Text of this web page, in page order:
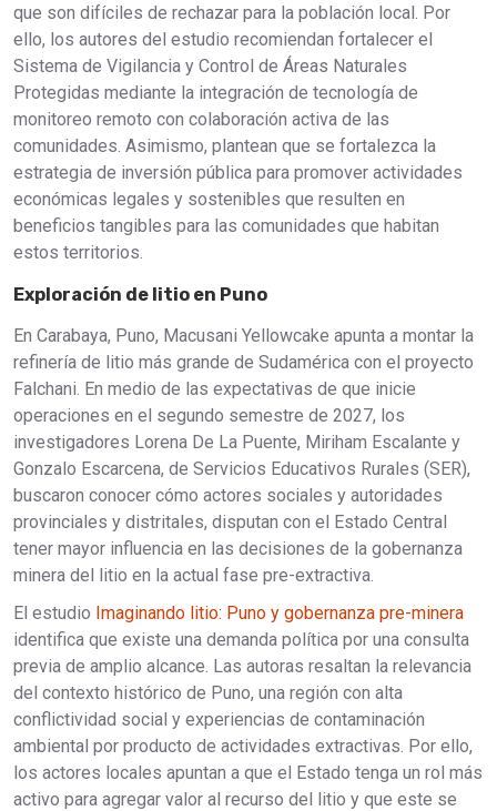
que son difíciles de rechazar para la población local. Por
ello, los autores del estudio recomiendan fortalecer el
Sistema de Vigilancia y Control de Áreas Naturales
Protegidas mediante la integración de tecnología de
monitoreo remoto con colaboración activa de las
comunidades. Asimismo, plantean que se fortalezca la
estrategia de inversión pública para promover actividades
económicas legales y sostenibles que resulten en
beneficios tangibles para las comunidades que habitan
estos territorios.
Exploración de litio en Puno
En Carabaya, Puno, Macusani Yellowcake apunta a montar la
refinería de litio más grande de Sudamérica con el proyecto
Falchani. En medio de las expectativas de que inicie
operaciones en el segundo semestre de 2027, los
investigadores Lorena De La Puente, Miriham Escalante y
Gonzalo Escarcena, de Servicios Educativos Rurales (SER),
buscaron conocer cómo actores sociales y autoridades
provinciales y distritales, disputan con el Estado Central
tener mayor influencia en las decisiones de la gobernanza
minera del litio en la actual fase pre-extractiva.
El estudio Imaginando litio: Puno y gobernanza pre-minera
identifica que existe una demanda política por una consulta
previa de amplio alcance. Las autoras resaltan la relevancia
del contexto histórico de Puno, una región con alta
conflictividad social y experiencias de contaminación
ambiental por producto de actividades extractivas. Por ello,
los actores locales apuntan a que el Estado tenga un rol más
activo para agregar valor al recurso del litio y que este se